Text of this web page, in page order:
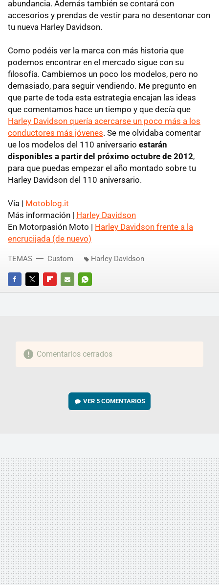
abundancia. Además también se contará con
accesorios y prendas de vestir para no desentonar con
tu nueva Harley Davidson.
Como podéis ver la marca con más historia que
podemos encontrar en el mercado sigue con su
filosofía. Cambiemos un poco los modelos, pero no
demasiado, para seguir vendiendo. Me pregunto en
que parte de toda esta estrategia encajan las ideas
que comentamos hace un tiempo y que decía que
Harley Davidson quería acercarse un poco más a los
conductores más jóvenes. Se me olvidaba comentar
ue los modelos del 110 aniversario estarán
disponibles a partir del próximo octubre de 2012,
para que puedas empezar el año montado sobre tu
Harley Davidson del 110 aniversario.
Vía | Motoblog.it
Más información | Harley Davidson
En Motorpasión Moto | Harley Davidson frente a la
encrucijada (de nuevo)
FACEBOOKTWITTERFLIPBOARD
E-
WHATSAPP
TEMAS Custom Harley Davidson
Comentarios cerrados
VER5 COMENTARIOS